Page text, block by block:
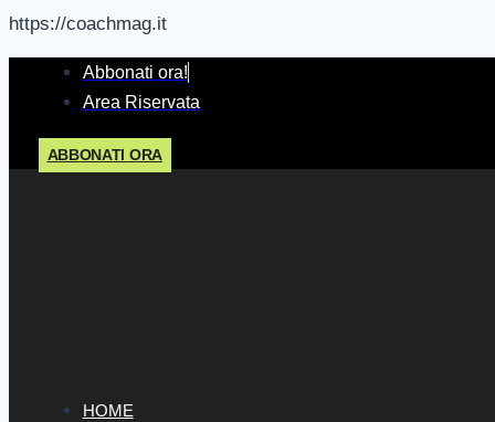
https://coachmag.it
Salta
contenuto
Abbonati ora!
Area Riservata
ABBONATI ORA
HOME